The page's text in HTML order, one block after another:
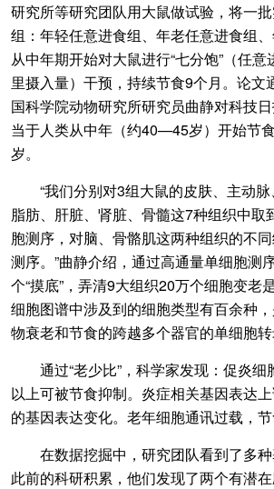
研究所等研究团队用大鼠做试验，将一
组：年轻任意进食组、年老任意进食组
从中年期开始对大鼠进行“七分饱”（任
里摄入量）干预，持续节食9个月。论文
国科学院动物研究所研究员曲静对科技
当于人类从中年（约40—45岁）开始节
岁。
“我们分别对3组大鼠的皮肤、主动脉
脂肪、肝脏、肾脏、骨髓这7种组织中取
胞测序，对脑、骨骼肌这两种组织的不
测序。”曲静介绍，通过高通量单细胞测
个“摸底”，弄清9大组织20万个细胞变老
细胞图谱中涉及到的细胞类型有百余种
物衰老和节食的跨越多个器官的单细胞转
通过“老少比”，科学家发现：促炎细
以上可被节食抑制。炎症相关基因表达
的基因表达变化。老年细胞通讯过载，节
在数据挖掘中，研究团队看到了多种
此前的科研积累，他们发现了两个有潜在